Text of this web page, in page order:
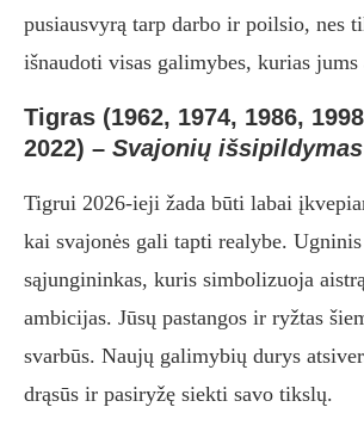
pusiausvyrą tarp darbo ir poilsio, nes
išnaudoti visas galimybes, kurias jums
Tigras (1962, 1974, 1986,
2022) – Svajonių išsipildymas
Tigrui 2026-ieji žada būti labai
kai svajonės gali tapti realybe.
sąjungininkas, kuris simbolizuoja
ambicijas. Jūsų pastangos ir ryžtas
svarbūs. Naujų galimybių durys
drąsūs ir pasiryžę siekti savo tikslų.